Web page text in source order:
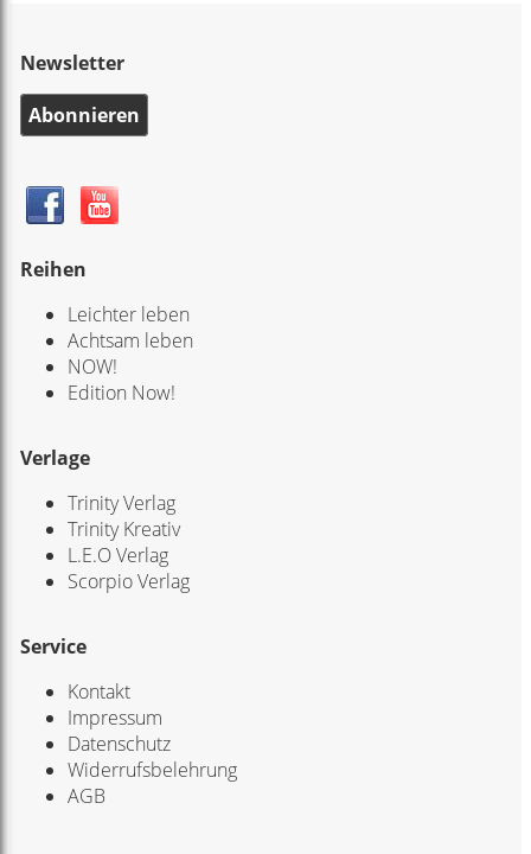
Newsletter
Abonnieren
Reihen
Leichter leben
Achtsam leben
NOW!
Edition Now!
Verlage
Trinity Verlag
Trinity Kreativ
L.E.O Verlag
Scorpio Verlag
Service
Kontakt
Impressum
Datenschutz
Widerrufsbelehrung
AGB